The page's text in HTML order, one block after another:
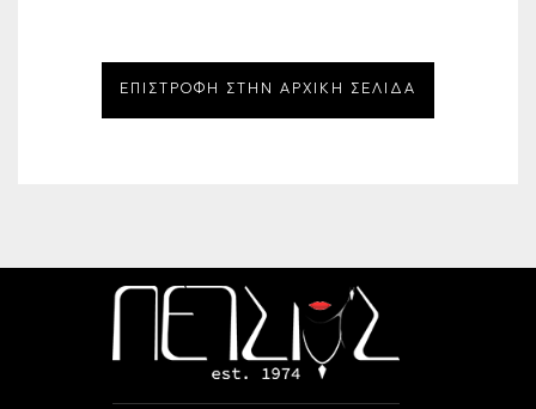
ΕΠΙΣΤΡΟΦΗ ΣΤΗΝ ΑΡΧΙΚΗ ΣΕΛΙΔΑ